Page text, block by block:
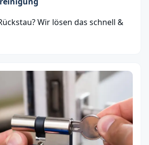
Wir lösen das schnell &